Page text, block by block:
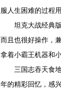
服人生困难的过程
坦克大战经典版
而且也很好操作，
拿着小霸王机器和
三国志吞天食地
年的精彩回忆，感